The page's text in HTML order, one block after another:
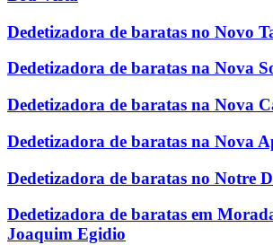
Dedetizadora de baratas no Novo
Dedetizadora de baratas na Nova
Dedetizadora de baratas na Nova
Dedetizadora de baratas na Nova
Dedetizadora de baratas no Notre
Dedetizadora de baratas em
Joaquim Egidio